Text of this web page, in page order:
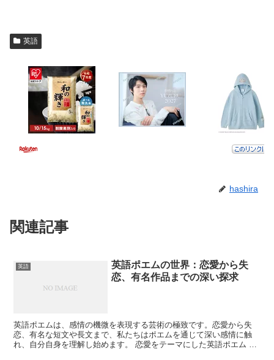
英語
hashira
関連記事
英語
英語ポエムの世界：恋愛から失
恋、有名作品までの深い探求
英語ポエムは、感情の機微を表現する芸術の極致です。恋愛から失
恋、有名な短文や長文まで、私たちはポエムを通じて深い感情に触
れ、自分自身を理解し始めます。 恋愛をテーマにした英語ポエム 恋